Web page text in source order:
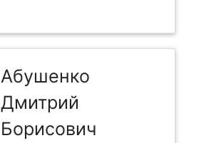
Абушенко
Дмитрий
Борисович